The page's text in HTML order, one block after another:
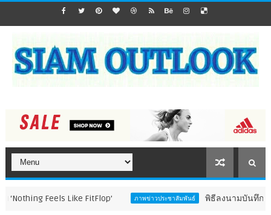
Feels Like FitFlop’ ภาพข่าวประชาสัมพันธ์ พิธีลงนามบันทึกความร่วมมื